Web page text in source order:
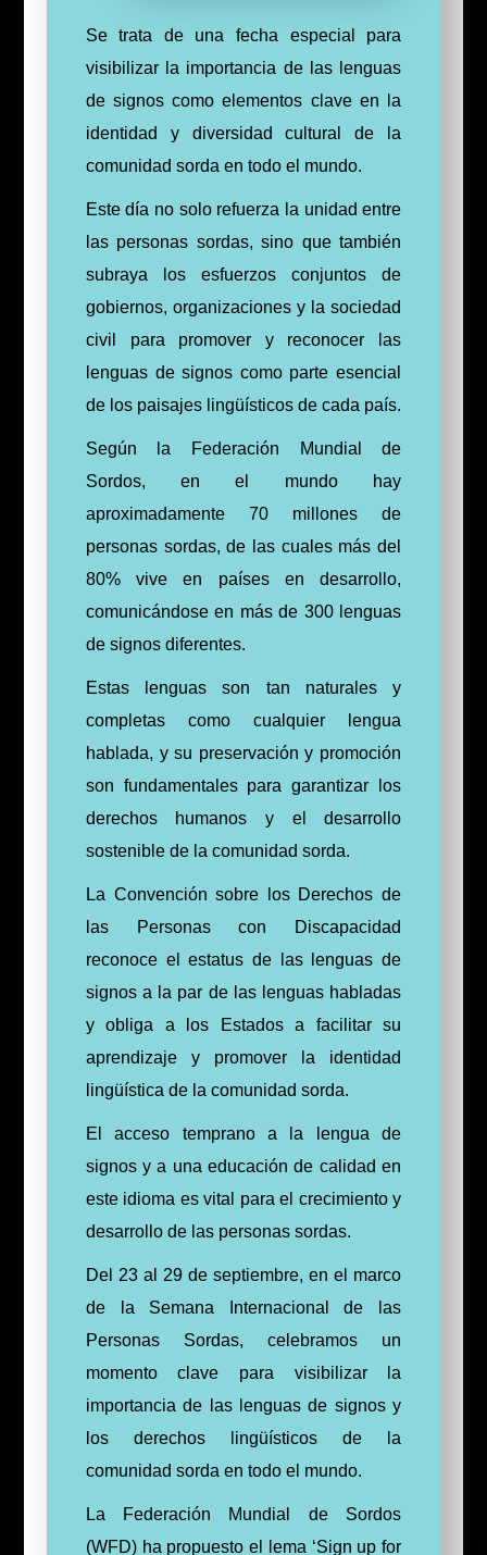
Se trata de una fecha especial para
visibilizar la importancia de las lenguas
de signos como elementos clave en la
identidad y diversidad cultural de la
comunidad sorda en todo el mundo.
Este día no solo refuerza la unidad entre
las personas sordas, sino que también
subraya los esfuerzos conjuntos de
gobiernos, organizaciones y la sociedad
civil para promover y reconocer las
lenguas de signos como parte esencial
de los paisajes lingüísticos de cada país.
Según la Federación Mundial de
Sordos, en el mundo hay
aproximadamente 70 millones de
personas sordas, de las cuales más del
80% vive en países en desarrollo,
comunicándose en más de 300 lenguas
de signos diferentes.
Estas lenguas son tan naturales y
completas como cualquier lengua
hablada, y su preservación y promoción
son fundamentales para garantizar los
derechos humanos y el desarrollo
sostenible de la comunidad sorda.
La Convención sobre los Derechos de
las Personas con Discapacidad
reconoce el estatus de las lenguas de
signos a la par de las lenguas habladas
y obliga a los Estados a facilitar su
aprendizaje y promover la identidad
lingüística de la comunidad sorda.
El acceso temprano a la lengua de
signos y a una educación de calidad en
este idioma es vital para el crecimiento y
desarrollo de las personas sordas.
Del 23 al 29 de septiembre, en el marco
de la Semana Internacional de las
Personas Sordas, celebramos un
momento clave para visibilizar la
importancia de las lenguas de signos y
los derechos lingüísticos de la
comunidad sorda en todo el mundo.
La Federación Mundial de Sordos
(WFD) ha propuesto el lema ‘Sign up for